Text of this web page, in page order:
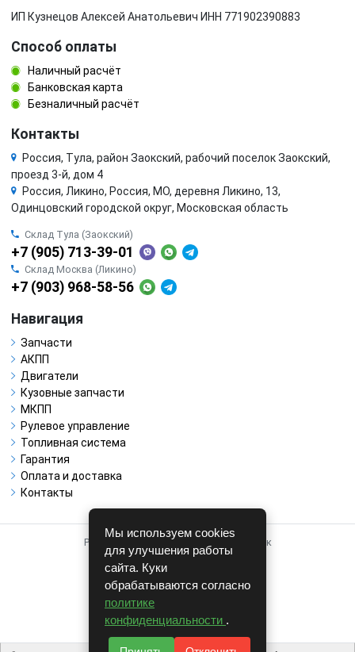
ИП Кузнецов Алексей Анатольевич ИНН 771902390883
Способ оплаты
Наличный расчёт
Банковская карта
Безналичный расчёт
Контакты
Россия, Тула, район Заокский, рабочий поселок Заокский,
проезд 3-й, дом 4
Россия, Ликино, Россия, МО, деревня Ликино, 13,
Одинцовский городской округ, Московская область
Склад Тула (Заокский)
+7 (905) 713-39-01
Склад Москва (Ликино)
+7 (903) 968-58-56
Навигация
Запчасти
АКПП
Двигатели
Кузовные запчасти
МКПП
Рулевое управление
Топливная система
Гарантия
Оплата и доставка
Контакты
Работает на системе для авторазборок
CARRO.БИЗНЕС
Полная версия
© COPYRIGHT 2026 г.
v1.1.24
Мы используем cookies
для улучшения работы
сайта. Куки
обрабатываются согласно
политике
конфиденциальности .